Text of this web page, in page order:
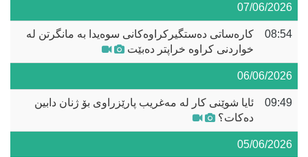
07/06/2026
08:54
کارەساتی دەستگیرکراوەکانی سوەیدا بە مانگرتن لە
خواردنی کراوە خراپتر دەبێت
06/06/2026
09:49
ئایا شوێنی کار لە مەغریب پارێزراوی بۆ ژنان دابین
دەکات؟
05/06/2026